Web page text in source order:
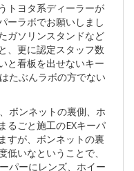
トヨタ系ディーラーが
ーラボでお願いしまし
ガソリンスタンドなど
、更に認定スタッフ数
と看板を出せないキー
たぶんラボの方でない
ボンネットの裏側、ホ
るごと施工のEXキーパ
すが、ボンネットの裏
いなということで、
パーにレンズ、ホイー